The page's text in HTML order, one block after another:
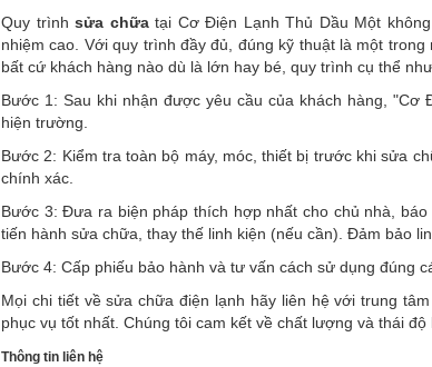
Quy trình sửa chữa tại Cơ Điện Lạnh Thủ Dầu Một
nhiệm cao. Với quy trình đầy đủ, đúng kỹ thuật là một
bất cứ khách hàng nào dù là lớn hay bé, quy trình cụ thể
Bước 1: Sau khi nhận được yêu cầu của khách hàng,
hiện trường.
Bước 2: Kiểm tra toàn bộ máy, móc, thiết bị trước khi sửa
chính xác.
Bước 3: Đưa ra biện pháp thích hợp nhất cho chủ nhà,
tiến hành sửa chữa, thay thế linh kiện (nếu cần). Đảm bảo
Bước 4: Cấp phiếu bảo hành và tư vấn cách sử dụng đúng
Mọi chi tiết về sửa chữa điện lạnh hãy liên hệ với trung
phục vụ tốt nhất. Chúng tôi cam kết về chất lượng và thái độ
Thông tin liên hệ